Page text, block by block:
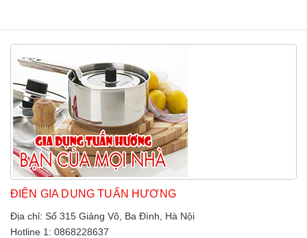
ĐIỆN GIA DỤNG TUẤN HƯƠNG
Địa chỉ: Số 315 Giảng Võ, Ba Đình, Hà Nội
Hotline 1: 0868228637